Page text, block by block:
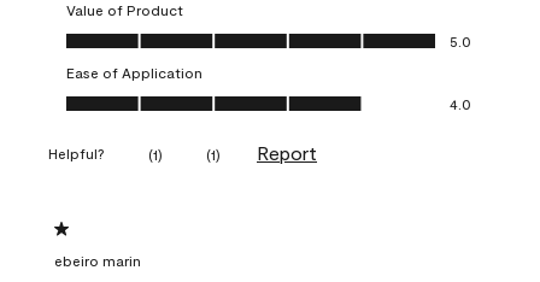
Value of Product
Value of Product, 5.0 out of 5
5.0
Ease of Application
Ease of Application, 4.0 out of 5
4.0
Helpful? (1) (1) Report
1 out of 5 stars.
ebeiro marin